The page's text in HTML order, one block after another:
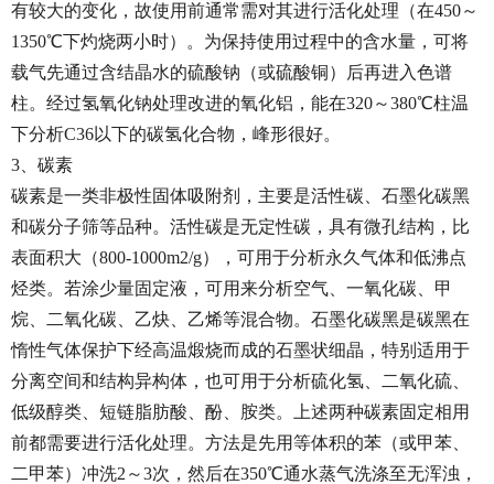
有较大的变化，故使用前通常需对其进行活化处理（在450～
1350℃下灼烧两小时）。为保持使用过程中的含水量，可将
载气先通过含结晶水的硫酸钠（或硫酸铜）后再进入色谱
柱。经过氢氧化钠处理改进的氧化铝，能在320～380℃柱温
下分析C36以下的碳氢化合物，峰形很好。
3、碳素
碳素是一类非极性固体吸附剂，主要是活性碳、石墨化碳黑
和碳分子筛等品种。活性碳是无定性碳，具有微孔结构，比
表面积大（800-1000m2/g），可用于分析永久气体和低沸点
烃类。若涂少量固定液，可用来分析空气、一氧化碳、甲
烷、二氧化碳、乙炔、乙烯等混合物。石墨化碳黑是碳黑在
惰性气体保护下经高温煅烧而成的石墨状细晶，特别适用于
分离空间和结构异构体，也可用于分析硫化氢、二氧化硫、
低级醇类、短链脂肪酸、酚、胺类。上述两种碳素固定相用
前都需要进行活化处理。方法是先用等体积的苯（或甲苯、
二甲苯）冲洗2～3次，然后在350℃通水蒸气洗涤至无浑浊，